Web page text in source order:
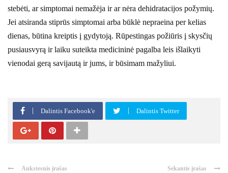
stebėti, ar simptomai nemažėja ir ar nėra dehidratacijos požymių.
Jei atsiranda stiprūs simptomai arba būklė nepraeina per kelias
dienas, būtina kreiptis į gydytoją. Rūpestingas požiūris į skysčių
pusiausvyrą ir laiku suteikta medicininė pagalba leis išlaikyti
vienodai gerą savijautą ir jums, ir būsimam mažyliui.
Dalintis Facebook'e Dalintis Twitter
Ankstesnis įrašas Sekantis įrašas